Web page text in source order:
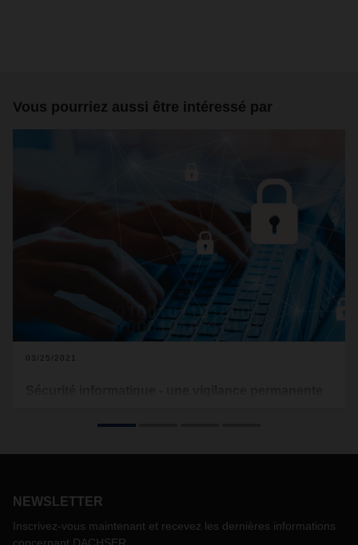
Vous pourriez aussi être intéressé par
03/25/2021
autres responsable de gérer la sécurité de l’information au
NEWSLETTER
Inscrivez-vous maintenant et recevez les dernières informations